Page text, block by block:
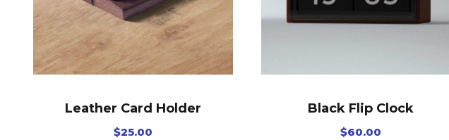
Leather Card Holder
$25.00
Black Flip Clock
$60.00